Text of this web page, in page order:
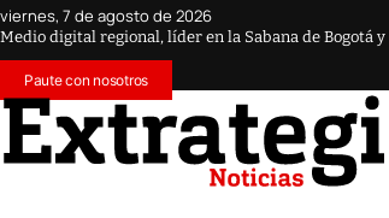
viernes, 7 de agosto de 2026
Medio digital regional, líder en la Sabana de Bogotá
Paute con nosotros